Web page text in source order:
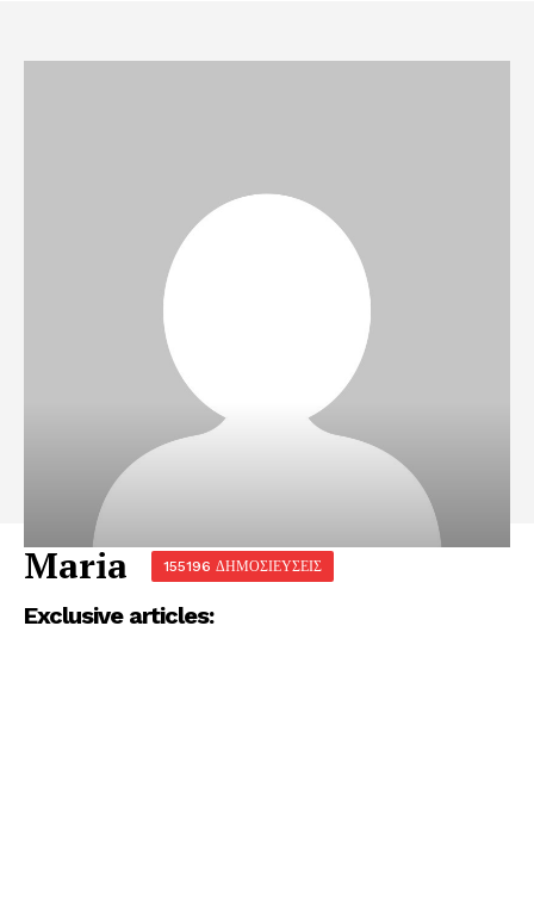
Maria 155196 ΔΗΜΟΣΙΕΥΣΕΙΣ
Exclusive articles: